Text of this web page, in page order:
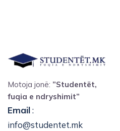
Motoja jonë: ”Studentët,
fuqia e ndryshimit”
Email:
info@studentet.mk